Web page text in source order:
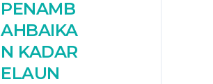
PENAMB
AHBAIKA
N KADAR
ELAUN